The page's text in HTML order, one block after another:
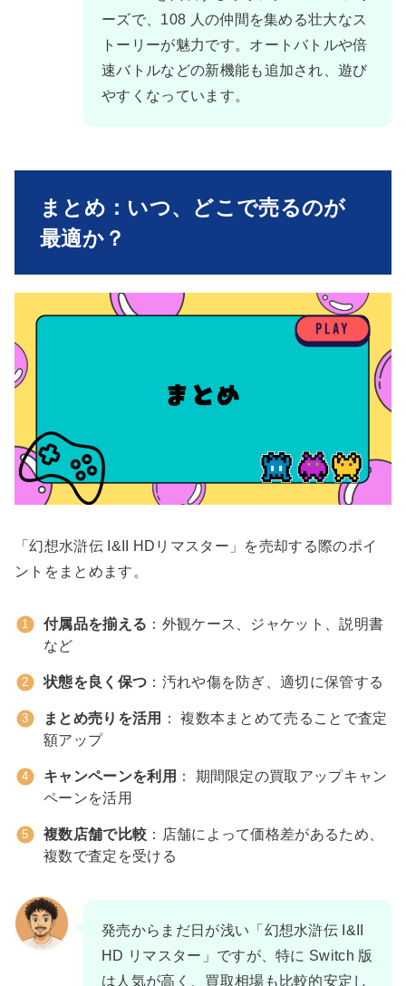
ーズで、108 人の仲間を集める壮大なス
トーリーが魅力です。オートバトルや倍
速バトルなどの新機能も追加され、遊び
やすくなっています。
まとめ：いつ、どこで売るのが
最適か？
「幻想水滸伝 I&II HDリマスター」を売却する際のポイ
ントをまとめます。
付属品を揃える ：外観ケース、ジャケット、説明書
など
状態を良く保つ ：汚れや傷を防ぎ、適切に保管する
まとめ売りを活用
： 複数本まとめて売ることで査定
額アップ
キャンペーンを利用 ： 期間限定の買取アップキャン
ペーンを活用
複数店舗で比較 ：店舗によって価格差があるため、
複数で査定を受ける
発売からまだ日が浅い「幻想水滸伝 I&II
HD リマスター」ですが、特に Switch 版
は人気が高く、買取相場も比較的安定し